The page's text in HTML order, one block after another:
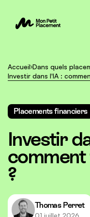
Accueil Dans quels
Investir dans l'IA :
Placements financiers
Investir
?
Thomas Perret
01 juillet 2026